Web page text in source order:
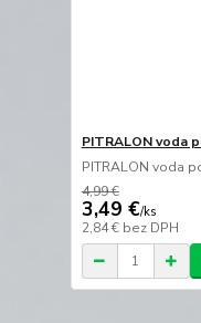
PITRALON voda
PITRALON voda
4,99 €
3,49 €/ks
2,84 € bez DPH